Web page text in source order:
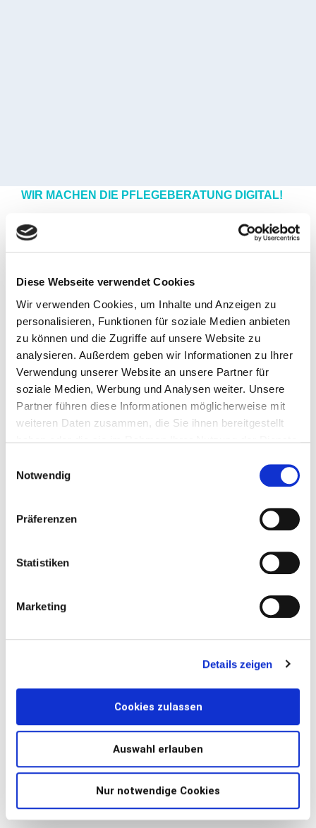
Diese Webseite verwendet Cookies
Wir verwenden Cookies, um Inhalte und Anzeigen zu
personalisieren, Funktionen für soziale Medien anbieten
zu können und die Zugriffe auf unsere Website zu
analysieren. Außerdem geben wir Informationen zu Ihrer
Verwendung unserer Website an unsere Partner für
soziale Medien, Werbung und Analysen weiter. Unsere
Partner führen diese Informationen möglicherweise mit
weiteren Daten zusammen, die Sie ihnen bereitgestellt
Notwendig
Präferenzen
Statistiken
Marketing
Details zeigen
Cookies zulassen
Auswahl erlauben
Nur notwendige Cookies
Schreiben Sie uns eine E-Mail
WIR MACHEN DIE PFLEGEBERATUNG DIGITAL!
E-Mail
Nachricht
sie.
Send message
Kontaktaufnahme
Bei Fragen zu unserem Unternehmen, Angeboten und
Produkten helfen wir Ihnen gern weiter.